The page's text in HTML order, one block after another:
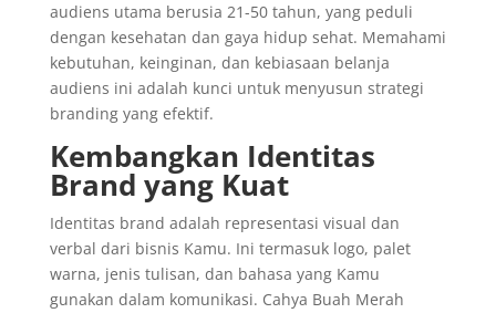
audiens utama berusia 21-50 tahun, yang peduli
dengan kesehatan dan gaya hidup sehat. Memahami
kebutuhan, keinginan, dan kebiasaan belanja
audiens ini adalah kunci untuk menyusun strategi
branding yang efektif.
Kembangkan Identitas
Brand yang Kuat
Identitas brand adalah representasi visual dan
verbal dari bisnis Kamu. Ini termasuk logo, palet
warna, jenis tulisan, dan bahasa yang Kamu
gunakan dalam komunikasi. Cahya Buah Merah